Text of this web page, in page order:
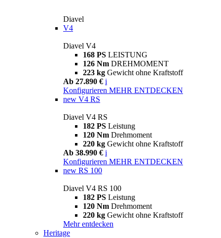
Diavel
V4
Diavel V4
168 PS LEISTUNG
126 Nm DREHMOMENT
223 kg Gewicht ohne Kraftstoff
Ab 27.890 € i
Konfigurieren MEHR ENTDECKEN
new V4 RS
Diavel V4 RS
182 PS Leistung
120 Nm Drehmoment
220 kg Gewicht ohne Kraftstoff
Ab 38.990 € i
Konfigurieren MEHR ENTDECKEN
new RS 100
Diavel V4 RS 100
182 PS Leistung
120 Nm Drehmoment
220 kg Gewicht ohne Kraftstoff
Mehr entdecken
Heritage